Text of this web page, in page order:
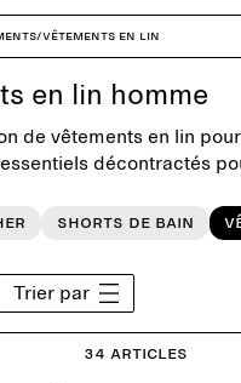
/Vêtements en lin
en lin homme
de vêtements en lin
décontractés
confectionnées en
Shorts de bain
Trier par
34 articles